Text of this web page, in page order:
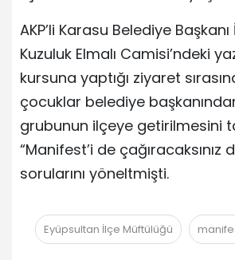
AKP’li Karasu Belediye Başkanı
Kuzuluk Elmalı Camisi’ndeki
kursuna yaptığı ziyaret
çocuklar belediye
grubunun ilçeye getirilmesini
“Manifest’i de çağıracaksınız
sorularını yöneltmişti.
Eyüpsultan İlçe Müftülüğü